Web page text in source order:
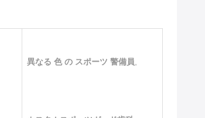
異なる 色 の スポーツ 警備員